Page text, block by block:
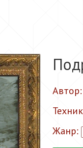
Автор:
Жанр: